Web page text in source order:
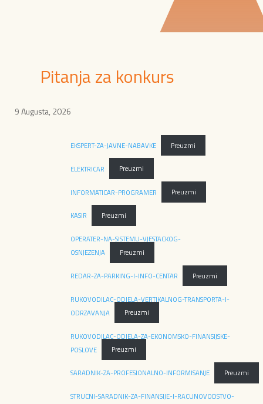
Pitanja za konkurs
9 Augusta, 2026
EKSPERT-ZA-JAVNE-NABAVKE Preuzmi
ELEKTRICAR Preuzmi
INFORMATICAR-PROGRAMER Preuzmi
KASIR Preuzmi
OPERATER-NA-SISTEMU-VJESTACKOG-
OSNJEZENJA
Preuzmi
REDAR-ZA-PARKING-I-INFO-CENTAR Preuzmi
RUKOVODILAC-ODJELA-VERTIKALNOG-TRANSPORTA-I-
ODRZAVANJA
Preuzmi
RUKOVODILAC-ODJELA-ZA-EKONOMSKO-FINANSIJSKE-
POSLOVE
Preuzmi
SARADNIK-ZA-PROFESIONALNO-INFORMISANJE Preuzmi
STRUCNI-SARADNIK-ZA-FINANSIJE-I-RACUNOVODSTVO-